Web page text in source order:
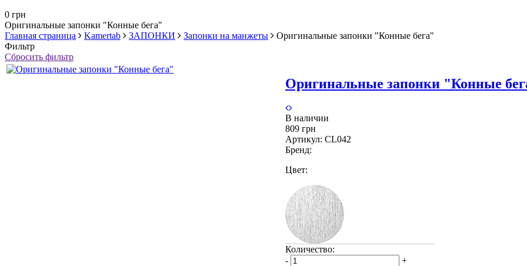
0 грн
Оригинальные запонки "Конные бега"
Главная страница
Kamertab ЗАПОНКИ Запонки на манжеты
Оригинальные запонки "Конные бега"
Фильтр
Сбросить фильтр
Оригинальные запонки "Конные
В наличии
809 грн
Артикул: CL042
Бренд:
Цвет:
Количество:
-
+